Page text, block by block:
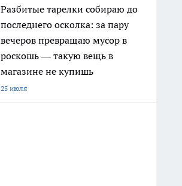
Разбитые тарелки собираю до
последнего осколка: за пару
вечеров превращаю мусор в
роскошь — такую вещь в
магазине не купишь
25 июля